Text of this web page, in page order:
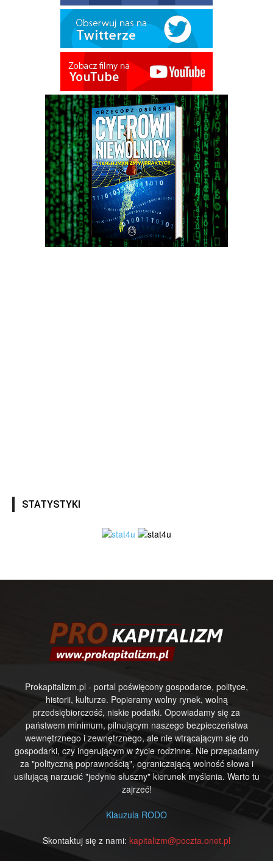
STATYSTYKI
Prokapitalizm.pl - portal poświęcony gospodarce, polityce,
historii, kulturze. Popieramy wolny rynek, wolną
przedsiębiorczość, niskie podatki. Opowiadamy się za
państwem minimum, pilnującym naszego bezpieczeństwa
wewnętrznego i zewnętrznego, ale nie wtrącającym się do
gospodarki, czy ingerującym w życie rodzinne. Nie przepadamy
za "polityczną poprawnością", ograniczającą wolność słowa i
usiłującą narzucić "jedynie słuszny" kierunek myślenia. Warto tu
zajrzeć!
Klauzula RODO
Skontaktuj się z nami: kapitalizm@poczta.onet.pl